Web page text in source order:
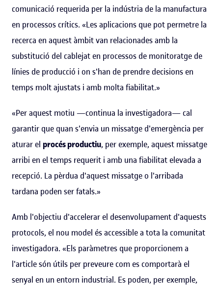
comunicació requerida per la indústria de la manufactura
en processos crítics. «Les aplicacions que pot permetre la
recerca en aquest àmbit van relacionades amb la
substitució del cablejat en processos de monitoratge de
línies de producció i on s'han de prendre decisions en
temps molt ajustats i amb molta fiabilitat.»
«Per aquest motiu —continua la investigadora— cal
garantir que quan s'envia un missatge d'emergència per
aturar el procés productiu, per exemple, aquest missatge
arribi en el temps requerit i amb una fiabilitat elevada a
recepció. La pèrdua d'aquest missatge o l'arribada
tardana poden ser fatals.»
Amb l'objectiu d'accelerar el desenvolupament d'aquests
protocols, el nou model és accessible a tota la comunitat
investigadora. «Els paràmetres que proporcionem a
l'article són útils per preveure com es comportarà el
senyal en un entorn industrial. Es poden, per exemple,